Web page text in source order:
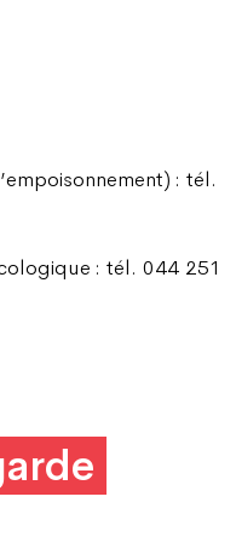
: tél.
: tél. 044 251